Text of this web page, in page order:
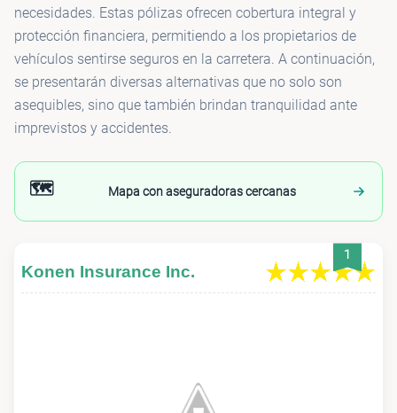
necesidades. Estas pólizas ofrecen cobertura integral y
protección financiera, permitiendo a los propietarios de
vehículos sentirse seguros en la carretera. A continuación,
se presentarán diversas alternativas que no solo son
asequibles, sino que también brindan tranquilidad ante
imprevistos y accidentes.
🗺️ Mapa con aseguradoras cercanas
1
Konen Insurance Inc.